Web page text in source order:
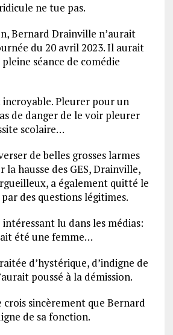
ne tue pas.
Bernard Drainville n’aurait
du 20 avril 2023. Il aurait
séance de comédie
incroyable. Pleurer pour un
de danger de le voir pleurer
scolaire…
de belles grosses larmes
hausse des GES, Drainville,
a également quitté le
des questions légitimes.
lu dans les médias:
été une femme…
d’hystérique, d’indigne de
poussé à la démission.
sincèrement que Bernard
de sa fonction.